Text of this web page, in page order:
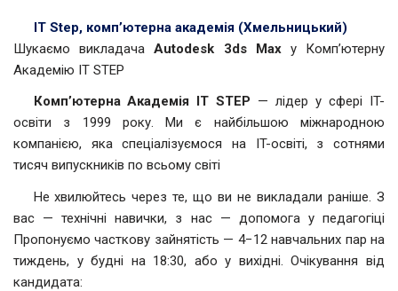
ІТ Step, комп’ютерна академія (Хмельницький)
Шукаємо викладачаAutodesk 3ds Maxу Комп’ютерну
Академію IT STEP
Комп’ютерна Академія IT STEP — лідер у сфері IT-
освіти з 1999 року. Ми є найбільшою міжнародною
компанією, яка спеціалізуємося на IT-освіті, з сотнями
тисяч випускників по всьому світі
Не хвилюйтесь через те, що ви не викладали раніше. З
вас — технічні навички, з нас — допомога у педагогіці
Пропонуємо часткову зайнятість — 4−12 навчальних пар на
тиждень, у будні на 18:30, або у вихідні. Очікування від
кандидата: